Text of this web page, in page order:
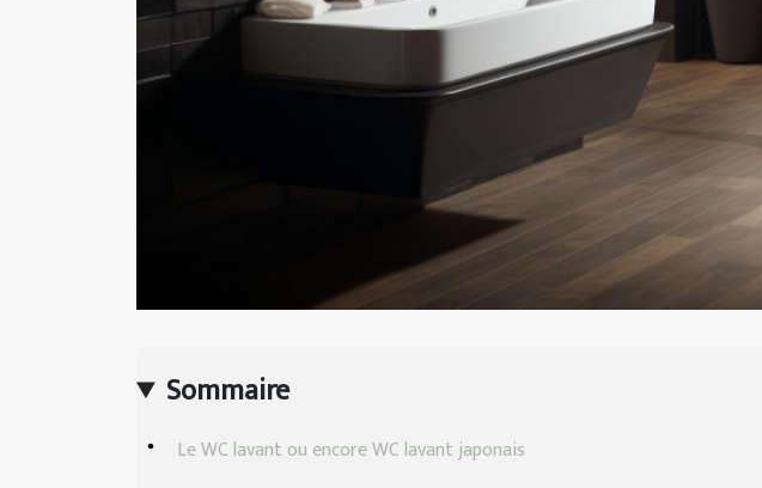
Sommaire
Le WC lavant ou encore WC lavant japonais